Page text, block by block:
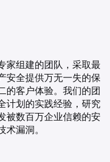
家组建的团队，采取最
安全提供万无一失的保
的客户体验。我们的团
计划的实践经验，研究
被数百万企业信赖的安
漏洞。